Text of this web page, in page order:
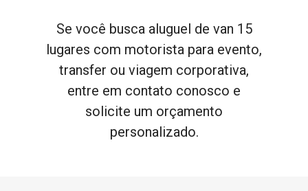
Se você busca aluguel de van 15
lugares com motorista para evento,
transfer ou viagem corporativa,
entre em contato conosco e
solicite um orçamento
personalizado.